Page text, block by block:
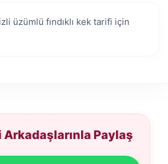
üzümlü fındıklı kek tarifi için
Arkadaşlarınla Paylaş